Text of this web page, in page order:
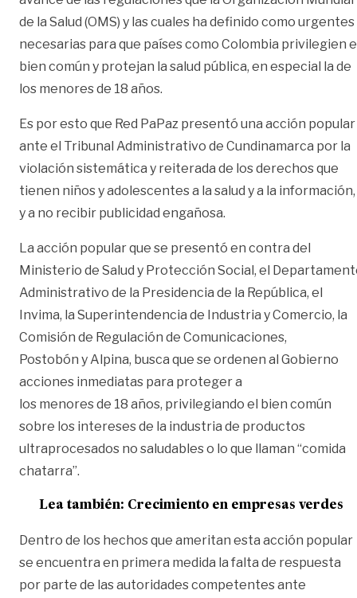
de la Salud (OMS) y las cuales ha definido como urgentes
necesarias para que países como Colombia privilegien
bien común y protejan la salud pública, en especial la de
los menores de 18 años.
Es por esto que Red PaPaz presentó una acción popular
ante el Tribunal Administrativo de Cundinamarca por la
violación sistemática y reiterada de los derechos que
tienen niños y adolescentes a la salud y a la información,
y a no recibir publicidad engañosa.
La acción popular que se presentó en contra del
Ministerio de Salud y Protección Social, el
Administrativo de la Presidencia de la República, el
Invima, la Superintendencia de Industria y Comercio, la
Comisión de Regulación de Comunicaciones,
Postobón y Alpina, busca que se ordenen al Gobierno
acciones inmediatas para proteger a
los menores de 18 años, privilegiando el bien común
sobre los intereses de la industria de productos
ultraprocesados no saludables o lo que llaman “comida
chatarra”.
Lea también: Crecimiento en empresas verdes
Dentro de los hechos que ameritan esta acción popular
se encuentra en primera medida la falta de respuesta
por parte de las autoridades competentes ante